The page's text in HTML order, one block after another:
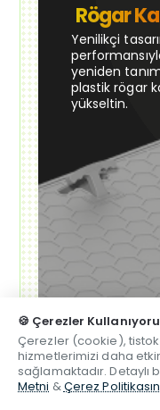
TSM Hesabım
🍪 Çerezler
Çerezler (cookie),
hizmetlerimizi daha
sağlamaktadır. Detaylı
Metni &Çerez
Rögar
Yenilikçi
yeniden
plastik rögar
yükseltin.